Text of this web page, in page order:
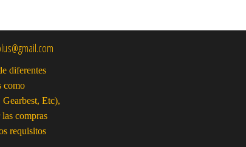
diferentes
como
Etc),
compras
requisitos